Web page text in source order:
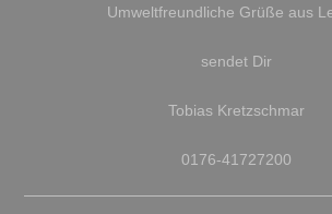
Umweltfreundliche Grüße aus
sendet Dir
Tobias Kretzschmar
0176-41727200